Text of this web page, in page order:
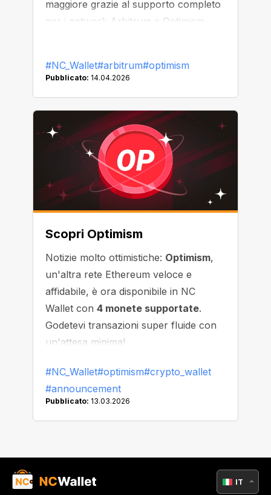
maggiore grazie al supporto completo
per i network Arbitrum e Optimism.
#NC_Wallet#arbitrum#optimism
Pubblicato: 14.04.2026
Scopri Optimism
Notizie molto ottimistiche: Optimism,
un'altra rete Ethereum veloce e
affidabile, è ora disponibile in NC
Wallet con 4 monete supportate.
Godetevi transazioni super fluide con
un'attesa minima!
#NC_Wallet#optimism#crypto_wallet
#announcement
Pubblicato: 13.03.2026
IT